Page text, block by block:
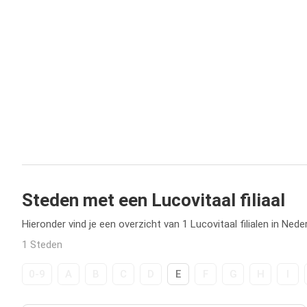
Steden met een Lucovitaal filiaal
Hieronder vind je een overzicht van 1 Lucovitaal filialen in
1 Steden
E